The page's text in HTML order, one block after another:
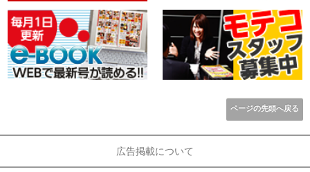
ページの先頭へ戻る
広告掲載について